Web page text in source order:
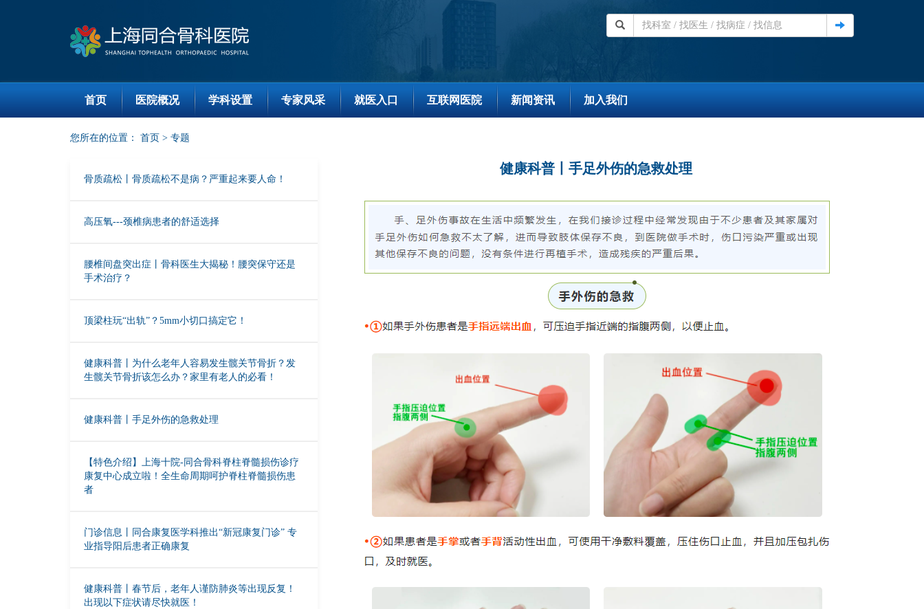
首页 医院概况 学科设置 专家风采 就医入口 互联网医院 新闻资讯 加入我们
您所在的位置： 首页 > 专题
骨质疏松丨骨质疏松不是病？严重起来要人命！
高压氧---颈椎病患者的舒适选择
腰椎间盘突出症丨骨科医生大揭秘！腰突保守还是
手术治疗？
顶梁柱玩“出轨”？5mm小切口搞定它！
健康科普丨为什么老年人容易发生髋关节骨折？发
生髋关节骨折该怎么办？家里有老人的必看！
健康科普丨手足外伤的急救处理
【特色介绍】上海十院-同合骨科脊柱脊髓损伤诊疗
康复中心成立啦！全生命周期呵护脊柱脊髓损伤患
者
门诊信息丨同合康复医学科推出“新冠康复门诊” 专
业指导阳后患者正确康复
健康科普丨春节后，老年人谨防肺炎等出现反复！
出现以下症状请尽快就医！
健康科普丨手足外伤的急救处理